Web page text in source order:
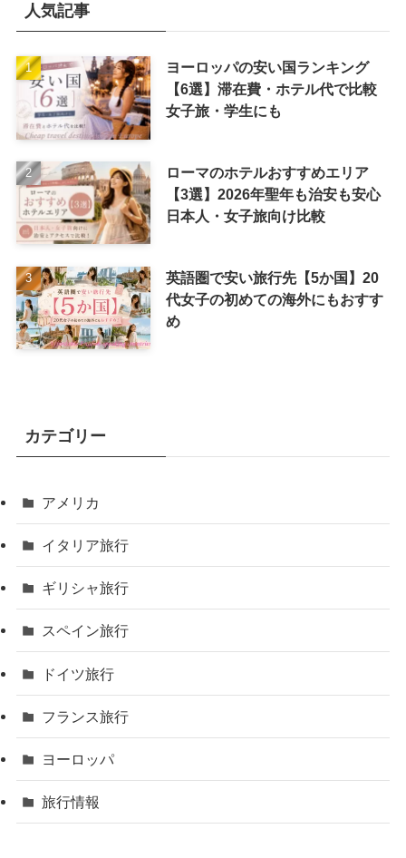
人気記事
ヨーロッパの安い国ランキング
【6選】滞在費・ホテル代で比較
女子旅・学生にも
ローマのホテルおすすめエリア
【3選】2026年聖年も治安も安心
日本人・女子旅向け比較
英語圏で安い旅行先【5か国】20
代女子の初めての海外にもおすす
め
カテゴリー
アメリカ
イタリア旅行
ギリシャ旅行
スペイン旅行
ドイツ旅行
フランス旅行
ヨーロッパ
旅行情報